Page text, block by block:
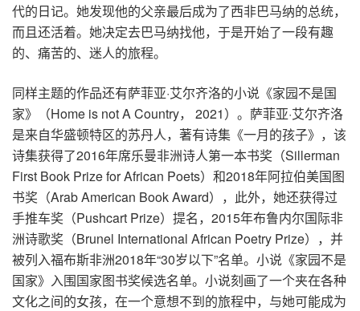
代的日记。她发现他的父亲最后成为了西非巴马纳的总统，
而且还活着。她决定去巴马纳找他，于是开始了一段有趣
的、痛苦的、迷人的旅程。
同样主题的作品还有萨菲亚·艾尔齐洛的小说《家园不是国
家》（Home is not A Country， 2021）。萨菲亚·艾尔齐洛
是来自华盛顿特区的苏丹人，著有诗集《一月的孩子》，该
诗集获得了2016年席乐曼非洲诗人第一本书奖（Sillerman
First Book Prize for African Poets）和2018年阿拉伯美国图
书奖（Arab American Book Award），此外，她还获得过
手推车奖（Pushcart Prize）提名，2015年布鲁内尔国际非
洲诗歌奖（Brunel International African Poetry Prize），并
被列入福布斯非洲2018年“30岁以下”名单。小说《家园不是
国家》入围国家图书奖候选名单。小说刻画了一个夹在各种
文化之间的女孩，在一个意想不到的旅程中，与她可能成为